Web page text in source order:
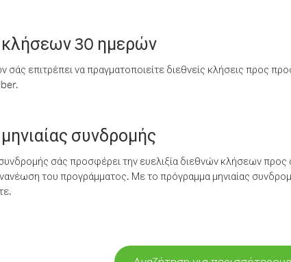
30 ημερών
επιτρέπει να πραγματοποιείτε διεθνείς κλήσεις προς
συνδρομής
σάς προσφέρει την ευελιξία διεθνών κλήσεων προς
του προγράμματος. Με το πρόγραμμα μηνιαίας